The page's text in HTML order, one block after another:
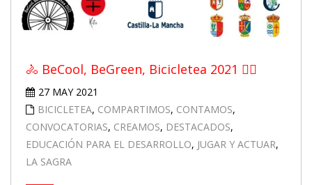
🚴 BeCool, BeGreen, Bicicletea 2021 🚴‍♀️
27 MAY 2021
BICICLETEA, COMPARTIMOS, CONTAMOS,
CONVOCATORIAS, CREAMOS, DESTACADOS,
EDUCACIÓN PARA EL DESARROLLO, JUGAR Y ACTUAR,
LA SAGRA